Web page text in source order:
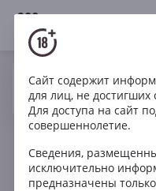
18+
Ваш город Москва ?
Вино Белое
Marcel Cabelier
Сайт содержит
для лиц, не достигших
Для доступа на сайт
совершеннолетие.
Сведения,
исключительно
предназначены